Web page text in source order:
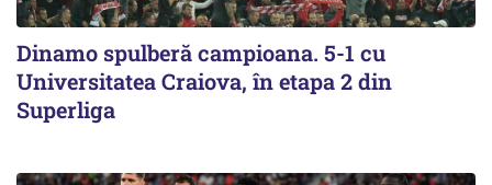
Dinamo spulberă campioana. 5-1 cu
Universitatea Craiova, în etapa 2 din
Superliga